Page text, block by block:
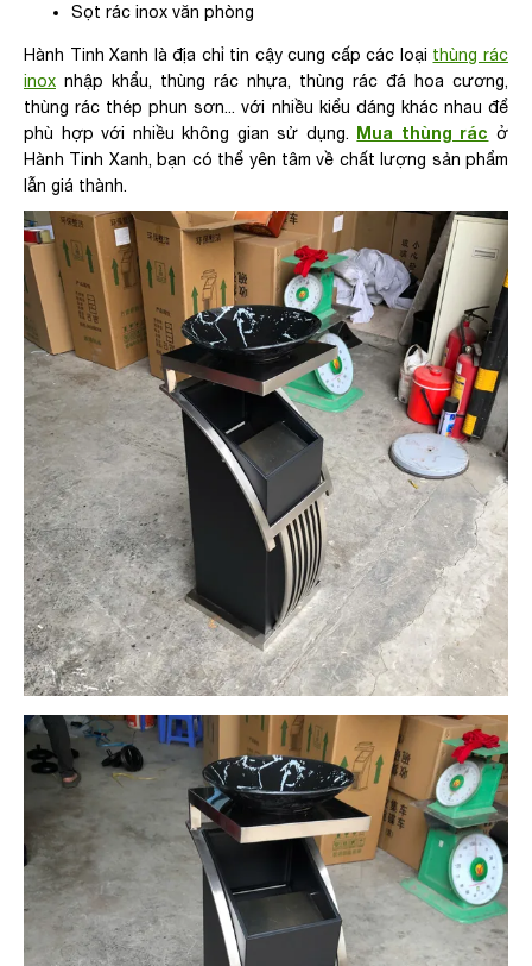
Sọt rác inox văn phòng
Hành Tinh Xanh là địa chỉ tin cậy cung cấp các loại thùng rác
inox nhập khẩu, thùng rác nhựa, thùng rác đá hoa cương,
thùng rác thép phun sơn... với nhiều kiểu dáng khác nhau để
phù hợp với nhiều không gian sử dụng. Mua thùng rác ở
Hành Tinh Xanh, bạn có thể yên tâm về chất lượng sản phẩm
lẫn giá thành.